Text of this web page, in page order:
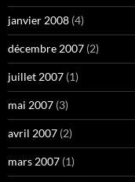
janvier 2008 (4)
décembre 2007 (2)
juillet 2007 (1)
mai 2007 (3)
avril 2007 (2)
mars 2007 (1)